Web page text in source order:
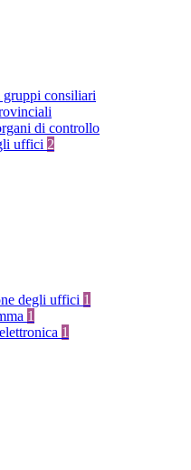
consiliari
di controllo
uffici 2
degli uffici 1
1
1